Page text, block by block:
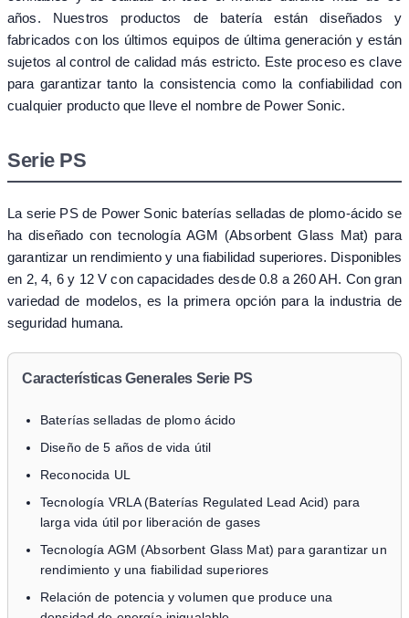
años. Nuestros productos de batería están diseñados y
fabricados con los últimos equipos de última generación y están
sujetos al control de calidad más estricto. Este proceso es clave
para garantizar tanto la consistencia como la confiabilidad con
cualquier producto que lleve el nombre de Power Sonic.
Serie PS
La serie PS de Power Sonic baterías selladas de plomo-ácido se
ha diseñado con tecnología AGM (Absorbent Glass Mat) para
garantizar un rendimiento y una fiabilidad superiores. Disponibles
en 2, 4, 6 y 12 V con capacidades desde 0.8 a 260 AH. Con gran
variedad de modelos, es la primera opción para la industria de
seguridad humana.
Características Generales Serie PS
Baterías selladas de plomo ácido
Diseño de 5 años de vida útil
Reconocida UL
Tecnología VRLA (Baterías Regulated Lead Acid) para
larga vida útil por liberación de gases
Tecnología AGM (Absorbent Glass Mat) para garantizar un
rendimiento y una fiabilidad superiores
Relación de potencia y volumen que produce una